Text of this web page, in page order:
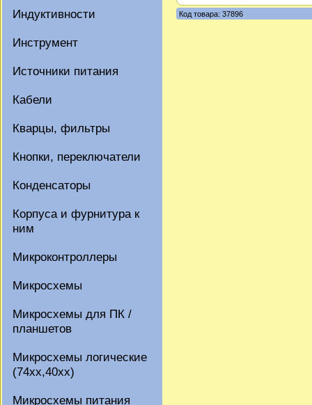
Индуктивности
Инструмент
Источники питания
Кабели
Кварцы, фильтры
Кнопки, переключатели
Конденсаторы
Корпуса и фурнитура к
ним
Микроконтроллеры
Микросхемы
Микросхемы для ПК /
планшетов
Микросхемы логические
(74xx,40xx)
Микросхемы питания
Код товара: 37896